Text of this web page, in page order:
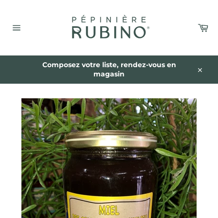
Composez votre liste, rendez-vous en
magasin